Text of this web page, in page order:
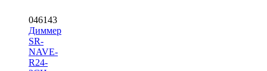
046143
Диммер
SR-
NAVE-
R24-